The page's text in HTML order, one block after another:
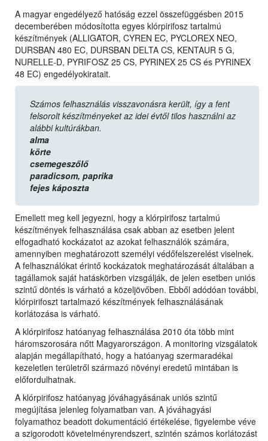
A magyar engedélyező hatóság ezzel összefüggésben 2015
decemberében módosította egyes klórpirifosz tartalmú
készítmények (ALLIGATOR, CYREN EC, PYCLOREX NEO,
DURSBAN 480 EC, DURSBAN DELTA CS, KENTAUR 5 G,
NURELLE-D, PYRIFOSZ 25 CS, PYRINEX 25 CS és PYRINEX
48 EC) engedélyokiratait.
Számos felhasználás visszavonásra került, így a fent
felsorolt készítményeket az idei évtől tilos használni az
alábbi kultúrákban.
alma
körte
csemegeszőlő
paradicsom, paprika
fejes káposzta
Emellett meg kell jegyezni, hogy a klórpirifosz tartalmú
készítmények felhasználása csak abban az esetben jelent
elfogadható kockázatot az azokat felhasználók számára,
amennyiben meghatározott személyi védőfelszerelést viselnek.
A felhasználókat érintő kockázatok meghatározását általában a
tagállamok saját hatáskörben vizsgálják, de jelen esetben uniós
szintű döntés is várható a közeljövőben. Ebből adódóan további,
klórpirifoszt tartalmazó készítmények felhasználásának
korlátozása is várható.
A klórpirifosz hatóanyag felhasználása 2010 óta több mint
háromszorosára nőtt Magyarországon. A monitoring vizsgálatok
alapján megállapítható, hogy a hatóanyag szermaradékai
kezeletlen területről származó növényi eredetű mintában is
előfordulhatnak.
A klórpirifosz hatóanyag jóváhagyásának uniós szintű
megújítása jelenleg folyamatban van. A jóváhagyási
folyamathoz beadott dokumentáció értékelése, figyelembe véve
a szigorodott követelményrendszert, szintén számos korlátozást